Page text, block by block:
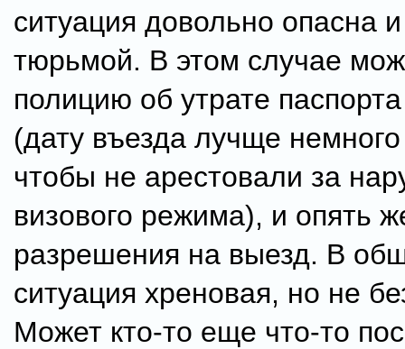
ситуация довольно опасна
тюрьмой. В этом случае
полицию об утрате
(дату въезда лучще
чтобы не арестовали за
визового режима), и опять
разрешения на выезд. В
ситуация хреновая, но не
Может кто-то еще что-то